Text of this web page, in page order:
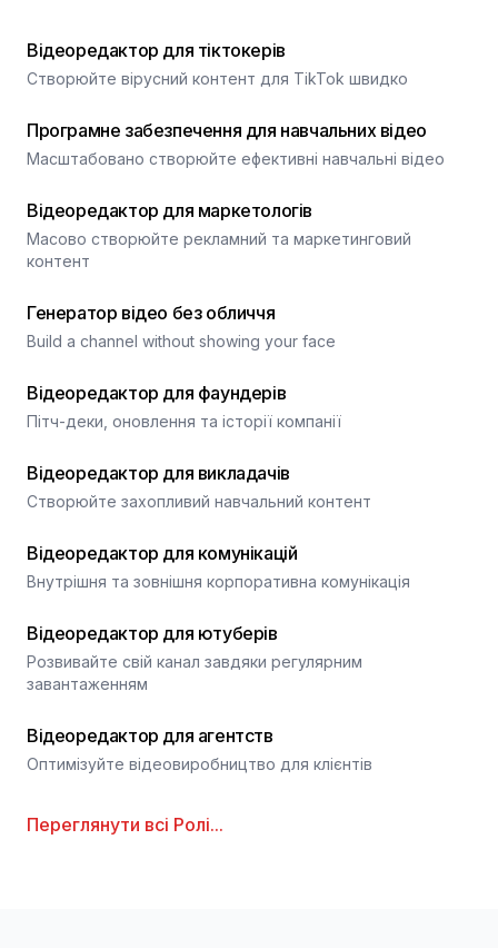
Відеоредактор для тіктокерів
Створюйте вірусний контент для TikTok швидко
Програмне забезпечення для навчальних відео
Масштабовано створюйте ефективні навчальні відео
Відеоредактор для маркетологів
Масово створюйте рекламний та маркетинговий
контент
Генератор відео без обличчя
Build a channel without showing your face
Відеоредактор для фаундерів
Пітч-деки, оновлення та історії компанії
Відеоредактор для викладачів
Створюйте захопливий навчальний контент
Відеоредактор для комунікацій
Внутрішня та зовнішня корпоративна комунікація
Відеоредактор для ютуберів
Розвивайте свій канал завдяки регулярним
завантаженням
Відеоредактор для агентств
Оптимізуйте відеовиробництво для клієнтів
Переглянути всі Ролі...